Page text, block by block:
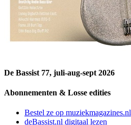
De Bassist 77, juli-aug-sept 2026
Abonnementen & Losse edities
Bestel ze op muziekmagazines.nl
deBassist.nl digitaal lezen